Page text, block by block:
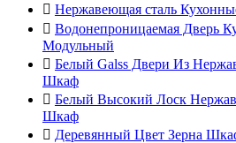
 Нержавеющая сталь
 Водонепроницаемая Дверь
Модульный
 Белый Galss Двери Из
Шкаф
 Белый Высокий Лоск
Шкаф
 Деревянный Цвет Зерна